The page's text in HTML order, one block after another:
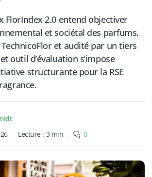
FlorIndex 2.0 entend objectiver
et sociétal des parfums.
et audité par un tiers
outil d’évaluation s’impose
structurante pour la RSE
Lecture : 3 min 0